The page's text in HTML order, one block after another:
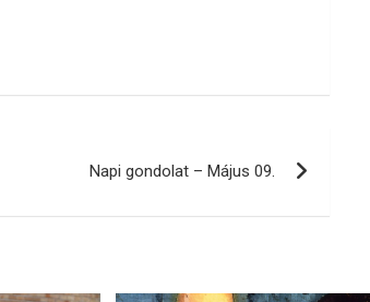
Napi gondolat – Május 09.